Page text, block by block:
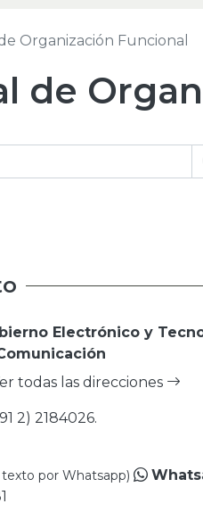
Organización Funcional
de
Electrónico y
todas las direcciones
2) 2184026.
por Whatsapp)